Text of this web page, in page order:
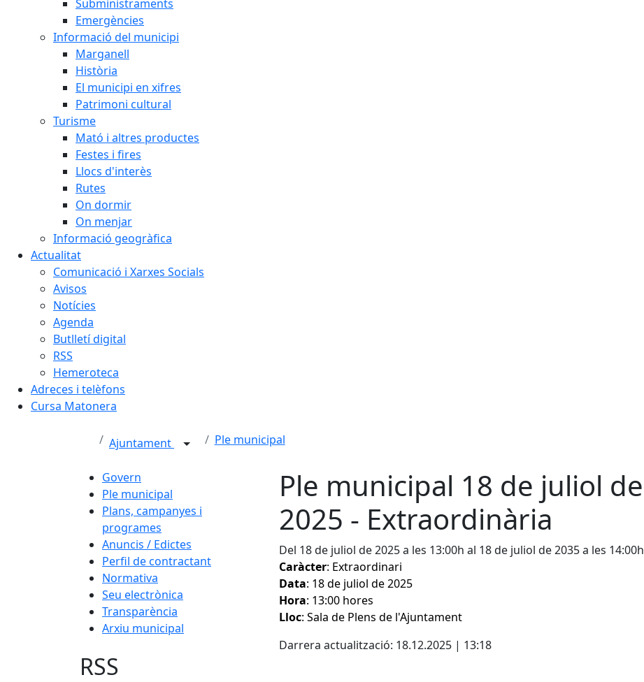
Subministraments
Emergències
Informació del municipi
Marganell
Història
El municipi en xifres
Patrimoni cultural
Turisme
Mató i altres productes
Festes i fires
Llocs d'interès
Rutes
On dormir
On menjar
Informació geogràfica
Actualitat
Comunicació i Xarxes Socials
Avisos
Notícies
Agenda
Butlletí digital
RSS
Hemeroteca
Adreces i telèfons
Cursa Matonera
Ajuntament Ple municipal
Govern
Ple municipal
Plans, campanyes i
programes
Anuncis / Edictes
Perfil de contractant
Normativa
Seu electrònica
Transparència
Arxiu municipal
Ple municipal 18 de juliol de
2025 - Extraordinària
Del 18 de juliol de 2025 a les 13:00h al 18 de juliol de 2035 a les 14:00h
Caràcter: Extraordinari
Data: 18 de juliol de 2025
Hora: 13:00 hores
Lloc: Sala de Plens de l'Ajuntament
Darrera actualització: 18.12.2025 | 13:18
RSS